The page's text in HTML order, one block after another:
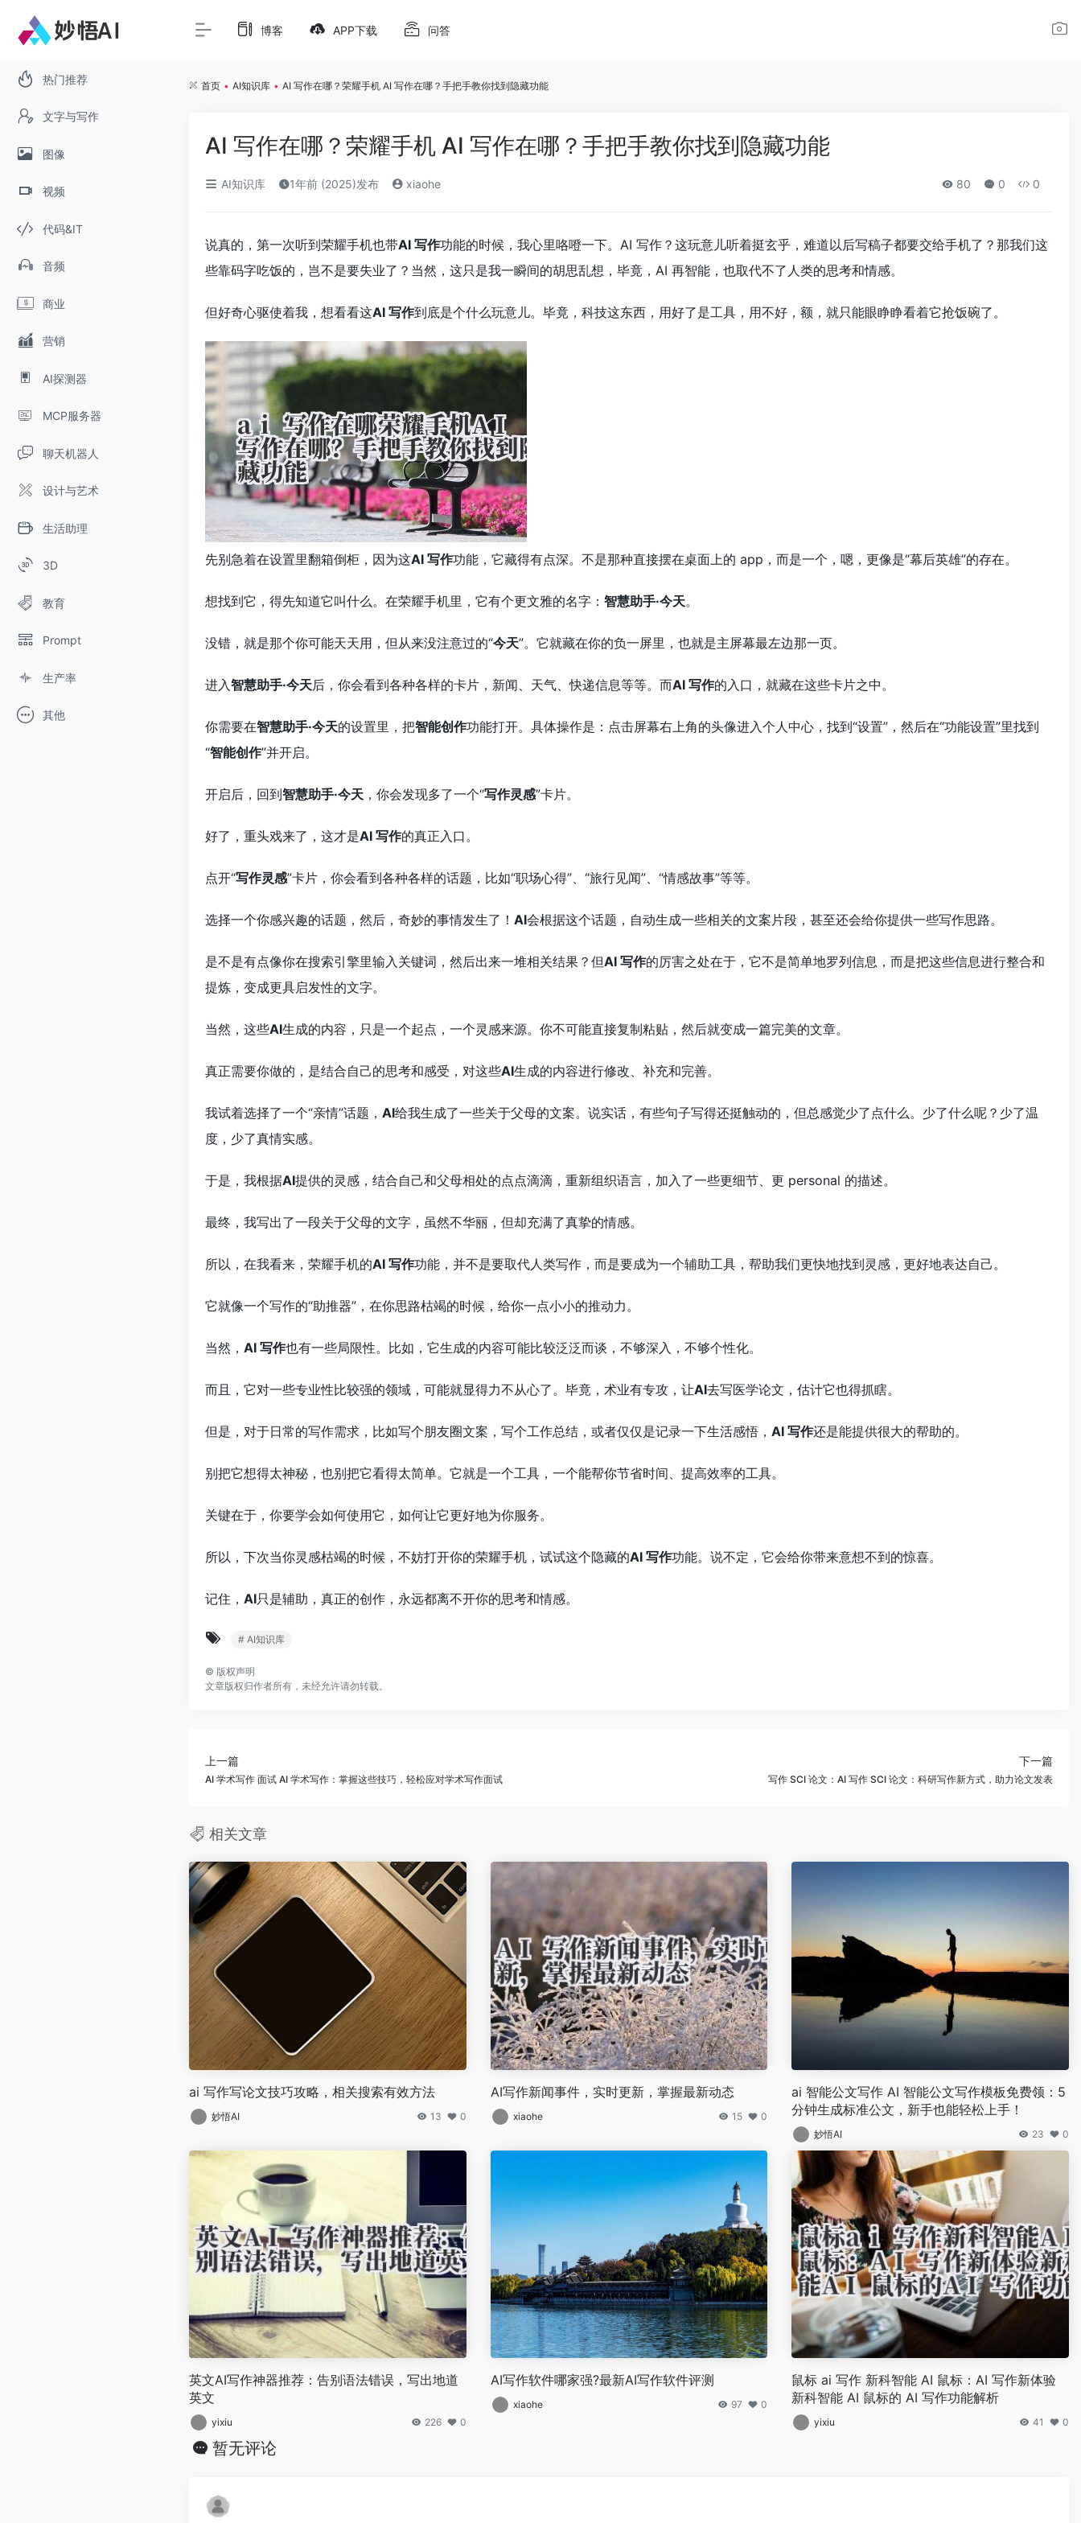
热门推荐
文字与写作
图像
视频
代码&IT
音频
商业
营销
AI探测器
MCP服务器
聊天机器人
设计与艺术
生活助理
3D
教育
Prompt
生产率
其他
博客 APP下载 问答
首页 • AI知识库 • AI 写作在哪？荣耀手机 AI 写作在哪？手把手教你找到隐藏功能
AI 写作在哪？荣耀手机 AI 写作在哪？手把手教你找到隐藏功能
AI知识库 1年前 (2025)发布 xiaohe 80 0 0
说真的，第一次听到荣耀手机也带AI 写作功能的时候，我心里咯噔一下。AI 写作？这玩意儿听着挺玄乎，难道以后写稿子都要交给手机了？那我们这
些靠码字吃饭的，岂不是要失业了？当然，这只是我一瞬间的胡思乱想，毕竟，AI 再智能，也取代不了人类的思考和情感。
但好奇心驱使着我，想看看这AI 写作到底是个什么玩意儿。毕竟，科技这东西，用好了是工具，用不好，额，就只能眼睁睁看着它抢饭碗了。
先别急着在设置里翻箱倒柜，因为这AI 写作功能，它藏得有点深。不是那种直接摆在桌面上的 app，而是一个，嗯，更像是“幕后英雄”的存在。
想找到它，得先知道它叫什么。在荣耀手机里，它有个更文雅的名字： 智慧助手·今天。
没错，就是那个你可能天天用，但从来没注意过的“今天”。它就藏在你的负一屏里，也就是主屏幕最左边那一页。
进入智慧助手·今天后，你会看到各种各样的卡片，新闻、天气、快递信息等等。而AI 写作的入口，就藏在这些卡片之中。
你需要在智慧助手·今天的设置里，把智能创作功能打开。具体操作是：点击屏幕右上角的头像进入个人中心，找到“设置”，然后在“功能设置”里找到
“智能创作”并开启。
开启后，回到智慧助手·今天 ，你会发现多了一个“写作灵感”卡片。
好了，重头戏来了，这才是AI 写作的真正入口。
点开“写作灵感”卡片，你会看到各种各样的话题，比如“职场心得”、“旅行见闻”、“情感故事”等等。
选择一个你感兴趣的话题，然后，奇妙的事情发生了！ AI会根据这个话题，自动生成一些相关的文案片段，甚至还会给你提供一些写作思路。
是不是有点像你在搜索引擎里输入关键词，然后出来一堆相关结果？但AI 写作的厉害之处在于，它不是简单地罗列信息，而是把这些信息进行整合和
提炼，变成更具启发性的文字。
当然，这些AI生成的内容，只是一个起点，一个灵感来源。你不可能直接复制粘贴，然后就变成一篇完美的文章。
真正需要你做的，是结合自己的思考和感受，对这些AI生成的内容进行修改、补充和完善。
我试着选择了一个“亲情”话题， AI给我生成了一些关于父母的文案。说实话，有些句子写得还挺触动的，但总感觉少了点什么。少了什么呢？少了温
度，少了真情实感。
于是，我根据AI提供的灵感，结合自己和父母相处的点点滴滴，重新组织语言，加入了一些更细节、更 personal 的描述。
最终，我写出了一段关于父母的文字，虽然不华丽，但却充满了真挚的情感。
所以，在我看来，荣耀手机的AI 写作功能，并不是要取代人类写作，而是要成为一个辅助工具，帮助我们更快地找到灵感，更好地表达自己。
它就像一个写作的“助推器”，在你思路枯竭的时候，给你一点小小的推动力。
当然， AI 写作也有一些局限性。比如，它生成的内容可能比较泛泛而谈，不够深入，不够个性化。
而且，它对一些专业性比较强的领域，可能就显得力不从心了。毕竟，术业有专攻，让AI去写医学论文，估计它也得抓瞎。
但是，对于日常的写作需求，比如写个朋友圈文案，写个工作总结，或者仅仅是记录一下生活感悟， AI 写作还是能提供很大的帮助的。
别把它想得太神秘，也别把它看得太简单。它就是一个工具，一个能帮你节省时间、提高效率的工具。
关键在于，你要学会如何使用它，如何让它更好地为你服务。
所以，下次当你灵感枯竭的时候，不妨打开你的荣耀手机，试试这个隐藏的AI 写作功能。说不定，它会给你带来意想不到的惊喜。
记住， AI只是辅助，真正的创作，永远都离不开你的思考和情感。
# AI知识库
© 版权声明
文章版权归作者所有，未经允许请勿转载。
上一篇
AI 学术写作 面试 AI 学术写作：掌握这些技巧，轻松应对学术写作面试
下一篇
写作 SCI 论文：AI 写作 SCI 论文：科研写作新方式，助力论文发表
相关文章
ai 写作写论文技巧攻略，相关搜索有效方法
妙悟AI 13 0
AI写作新闻事件，实时更新，掌握最新动态
xiaohe 15 0
ai 智能公文写作 AI 智能公文写作模板免费领：5
分钟生成标准公文，新手也能轻松上手！
妙悟AI 23 0
英文AI写作神器推荐：告别语法错误，写出地道
英文
yixiu 226 0
AI写作软件哪家强?最新AI写作软件评测
xiaohe 97 0
鼠标 ai 写作 新科智能 AI 鼠标：AI 写作新体验
新科智能 AI 鼠标的 AI 写作功能解析
yixiu 41 0
暂无评论